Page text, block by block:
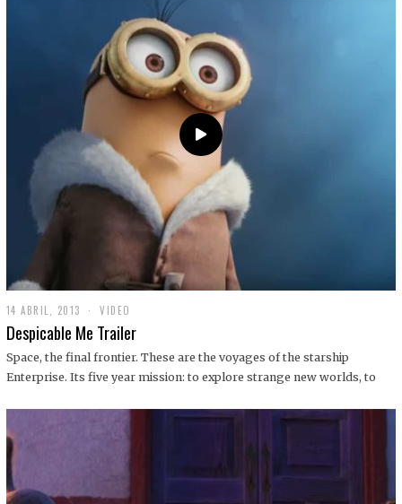
14 ABRIL, 2013
9
D
C
I
1
VIDEO
Despicable Me Trailer
Space, the final frontier. These are the voyages of the starship
Enterprise. Its five year mission: to explore strange new worlds, to